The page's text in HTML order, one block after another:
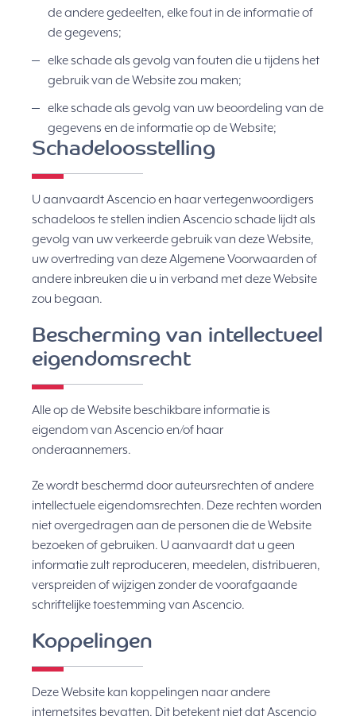
de andere gedeelten, elke fout in de informatie of
de gegevens;
elke schade als gevolg van fouten die u tijdens het
gebruik van de Website zou maken;
elke schade als gevolg van uw beoordeling van de
gegevens en de informatie op de Website;
Schadeloosstelling
U aanvaardt Ascencio en haar vertegenwoordigers
schadeloos te stellen indien Ascencio schade lijdt als
gevolg van uw verkeerde gebruik van deze Website,
uw overtreding van deze Algemene Voorwaarden of
andere inbreuken die u in verband met deze Website
zou begaan.
Bescherming van intellectueel
eigendomsrecht
Alle op de Website beschikbare informatie is
eigendom van Ascencio en/of haar
onderaannemers.
Ze wordt beschermd door auteursrechten of andere
intellectuele eigendomsrechten. Deze rechten worden
niet overgedragen aan de personen die de Website
bezoeken of gebruiken. U aanvaardt dat u geen
informatie zult reproduceren, meedelen, distribueren,
verspreiden of wijzigen zonder de voorafgaande
schriftelijke toestemming van Ascencio.
Koppelingen
Deze Website kan koppelingen naar andere
internetsites bevatten. Dit betekent niet dat Ascencio